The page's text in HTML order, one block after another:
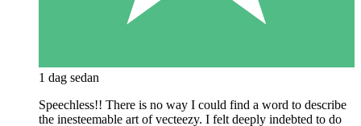
1 dag sedan
Speechless!! There is no way I could find a word to describe
the inesteemable art of vecteezy. I felt deeply indebted to do